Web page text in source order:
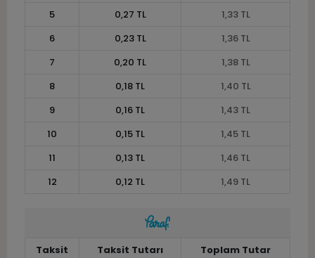
5 0,27 TL
1,33 TL
6
0,23 TL
1,36 TL
7
0,20 TL
1,38 TL
8
0,18 TL
1,40 TL
9
0,16 TL
1,43 TL
10
0,15 TL
1,45 TL
11
0,13 TL
1,46 TL
12
0,12 TL 1,49 TL
Taksit Taksit Tutarı
Toplam Tutar